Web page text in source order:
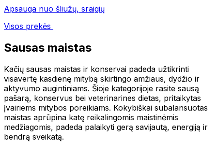
Apsauga nuo šliužų, sraigių
Visos prekės
Sausas maistas
Kačių sausas maistas ir konservai padeda užtikrinti
visavertę kasdienę mitybą skirtingo amžiaus, dydžio ir
aktyvumo augintiniams. Šioje kategorijoje rasite sausą
pašarą, konservus bei veterinarines dietas, pritaikytas
įvairiems mitybos poreikiams. Kokybiškai subalansuotas
maistas aprūpina katę reikalingomis maistinėmis
medžiagomis, padeda palaikyti gerą savijautą, energiją ir
bendrą sveikatą.